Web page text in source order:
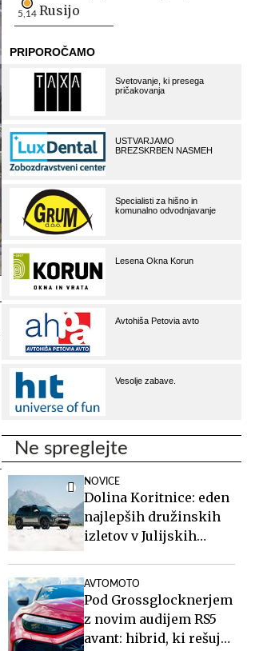
5,14 Rusijo
Ne spreglejte
NOVICE
Dolina Koritnice: eden
najlepših družinskih
izletov v Julijskih
AVTOMOTO
Pod Grossglocknerjem
z novim audijem RS5
avant: hibrid, ki rešuje